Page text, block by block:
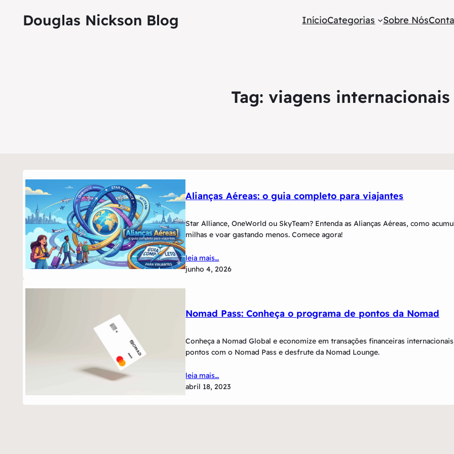
Douglas Nickson Blog InícioCategorias Sobre Nós
Tag: viagens internacionais
Alianças Aéreas: o guia completo para viajantes
Star Alliance, OneWorld ou SkyTeam? Entenda as Alianças Aéreas, como
milhas e voar gastando menos. Comece agora!
leia mais…
junho 4, 2026
Nomad Pass: Conheça o programa de pontos da Nomad
Conheça a Nomad Global e economize em transações financeiras
pontos com o Nomad Pass e desfrute da Nomad Lounge.
leia mais…
abril 18, 2023